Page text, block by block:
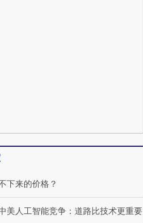
下来的价格？
美人工智能竞争：道路比技术更重要